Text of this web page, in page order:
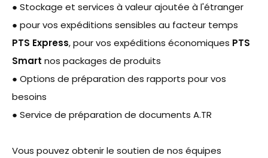
● Stockage et services à valeur ajoutée à l'étranger
● pour vos expéditions sensibles au facteur temps
PTS Express, pour vos expéditions économiques PTS
Smart nos packages de produits
● Options de préparation des rapports pour vos
besoins
● Service de préparation de documents A.TR
Vous pouvez obtenir le soutien de nos équipes